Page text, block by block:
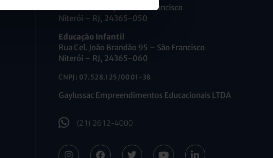
R. Maria Caldas, 35 – São Francisco
Niterói – RJ, 24365-050
Educação Infantil
Rua Cel. João Brandão 95 – São Francisco
Niterói – RJ, 24365-060
CNPJ: 07.528.125/0001-38
Gaylussac Empreendimentos Educacionais LTDA
(21) 2612-4000